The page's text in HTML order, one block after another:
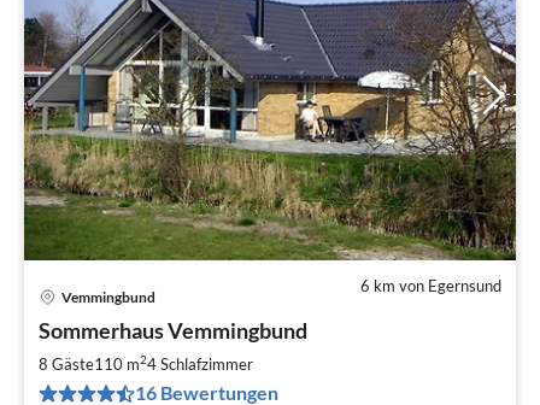
6 km von Egernsund
Vemmingbund
Sommerhaus Vemmingbund
8 Gäste110 m24Schlafzimmer
16 Bewertungen